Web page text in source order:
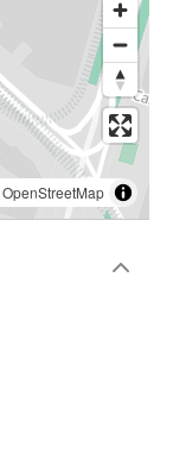
OpenStreetMap